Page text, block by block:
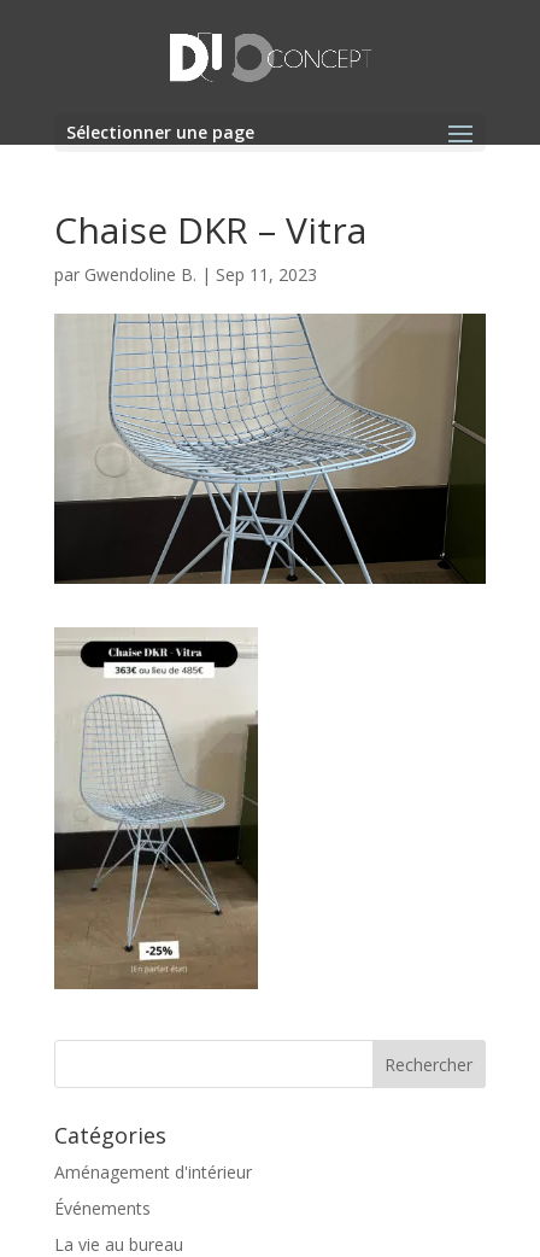
Sélectionner une page
Chaise DKR – Vitra
par Gwendoline B. | Sep 11, 2023
Catégories
Aménagement d'intérieur
Événements
La vie au bureau